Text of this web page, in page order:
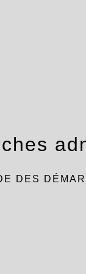
DES